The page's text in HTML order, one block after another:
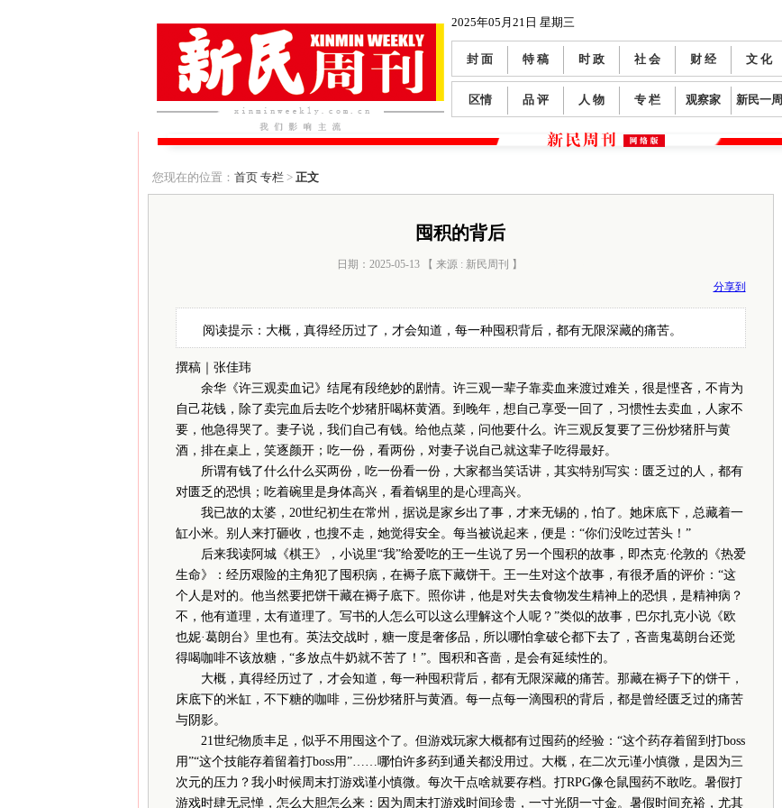
2025年05月21日 星期三
封 面 特 稿 时 政 社 会 财 经 文 化
区情 品 评 人 物 专 栏 观察家 新民一周
您现在的位置： 首页 专栏> 正文
囤积的背后
日期：2025-05-13 【 来源 : 新民周刊 】
分享到
阅读提示：大概，真得经历过了，才会知道，每一种囤积背后，都有无限深藏的痛苦。
撰稿｜张佳玮
余华《许三观卖血记》结尾有段绝妙的剧情。许三观一辈子靠卖血来渡过难关，很是悭吝，不肯为
自己花钱，除了卖完血后去吃个炒猪肝喝杯黄酒。到晚年，想自己享受一回了，习惯性去卖血，人家不
要，他急得哭了。妻子说，我们自己有钱。给他点菜，问他要什么。许三观反复要了三份炒猪肝与黄
酒，排在桌上，笑逐颜开；吃一份，看两份，对妻子说自己就这辈子吃得最好。
所谓有钱了什么什么买两份，吃一份看一份，大家都当笑话讲，其实特别写实：匮乏过的人，都有
对匮乏的恐惧；吃着碗里是身体高兴，看着锅里的是心理高兴。
我已故的太婆，20世纪初生在常州，据说是家乡出了事，才来无锡的，怕了。她床底下，总藏着一
缸小米。别人来打砸收，也搜不走，她觉得安全。每当被说起来，便是：“你们没吃过苦头！”
后来我读阿城《棋王》，小说里“我”给爱吃的王一生说了另一个囤积的故事，即杰克·伦敦的《热爱
生命》：经历艰险的主角犯了囤积病，在褥子底下藏饼干。王一生对这个故事，有很矛盾的评价：“这
个人是对的。他当然要把饼干藏在褥子底下。照你讲，他是对失去食物发生精神上的恐惧，是精神病？
不，他有道理，太有道理了。写书的人怎么可以这么理解这个人呢？”类似的故事，巴尔扎克小说《欧
也妮·葛朗台》里也有。英法交战时，糖一度是奢侈品，所以哪怕拿破仑都下去了，吝啬鬼葛朗台还觉
得喝咖啡不该放糖，“多放点牛奶就不苦了！”。囤积和吝啬，是会有延续性的。
大概，真得经历过了，才会知道，每一种囤积背后，都有无限深藏的痛苦。那藏在褥子下的饼干，
床底下的米缸，不下糖的咖啡，三份炒猪肝与黄酒。每一点每一滴囤积的背后，都是曾经匮乏过的痛苦
与阴影。
21世纪物质丰足，似乎不用囤这个了。但游戏玩家大概都有过囤药的经验：“这个药存着留到打boss
用”“这个技能存着留着打boss用”……哪怕许多药到通关都没用过。大概，在二次元谨小慎微，是因为三
次元的压力？我小时候周末打游戏谨小慎微。每次干点啥就要存档。打RPG像仓鼠囤药不敢吃。暑假打
游戏时肆无忌惮，怎么大胆怎么来：因为周末打游戏时间珍贵，一寸光阴一寸金。暑假时间充裕，尤其